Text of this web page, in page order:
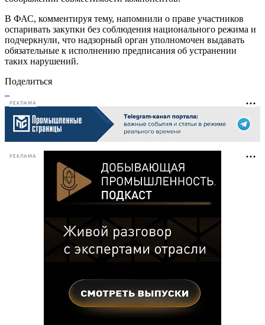
В ФАС, комментируя тему, напомнили о праве участников
оспаривать закупки без соблюдения национального режима и
подчеркнули, что надзорный орган уполномочен выдавать
обязательные к исполнению предписания об устранении
таких нарушений.
Поделиться
РЕКЛАМА
РЕКЛАМА